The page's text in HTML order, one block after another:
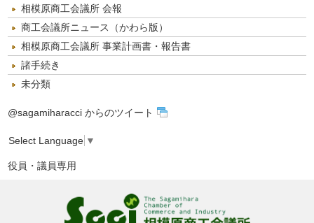
相模原商工会議所 会報
商工会議所ニュース（かわら版）
相模原商工会議所 事業計画書・報告書
諸手続き
未分類
@sagamiharacci からのツイート
Select Language ▼
役員・議員専用